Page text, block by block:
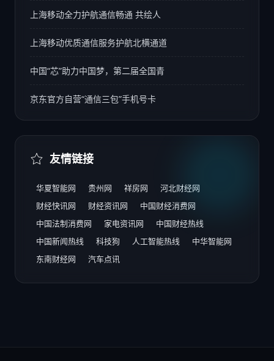
上海移动全力护航通信畅通 共绘人
上海移动优质通信服务护航北横通道
中国“芯”助力中国梦，第二届全国青
京东官方自营“通信三包”手机号卡
友情链接
华夏智能网 贵州网 祥房网
河北财经网
财经快讯网
财经资讯网
中国财经消费网
中国法制消费网
家电资讯网
中国财经热线
中国新闻热线
科技狗 人工智能热线
中华智能网
东南财经网
汽车点讯